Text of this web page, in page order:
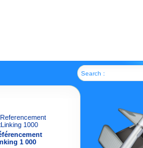
Search :
1 000